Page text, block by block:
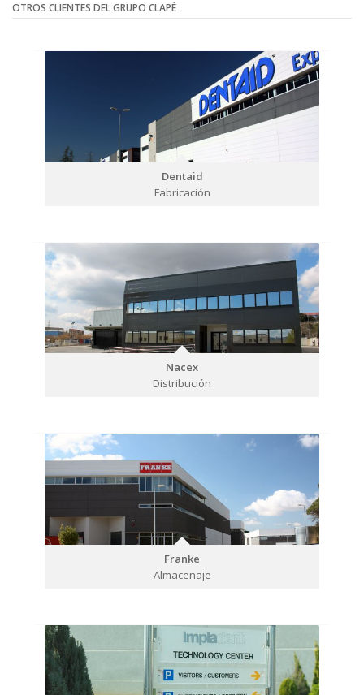
OTROS CLIENTES DEL GRUPO CLAPÉ
Dentaid
Fabricación
Nacex
Distribución
Franke
Almacenaje